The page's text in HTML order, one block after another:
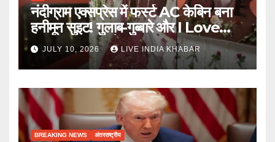
नंदीग्राम एक्सप्रेस में फर्स्ट AC केबिन बना
हनीमून सुइट! गुलाब-गुब्बारे और I Love
You, TTE सस्पेंड
JULY 10, 2026 LIVE INDIA KHABAR
BREAKING NEWS अंतरराष्ट्रीय